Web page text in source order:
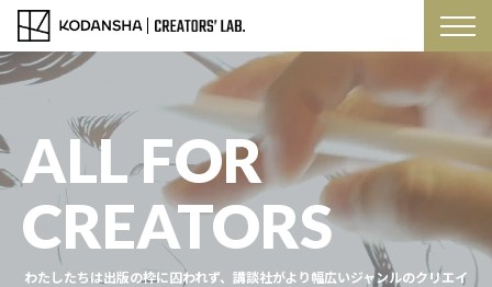
ALL FOR
CREATORS
わたしたちは出版の枠に囚われず、講談社がより幅広いジャンルのクリエイ